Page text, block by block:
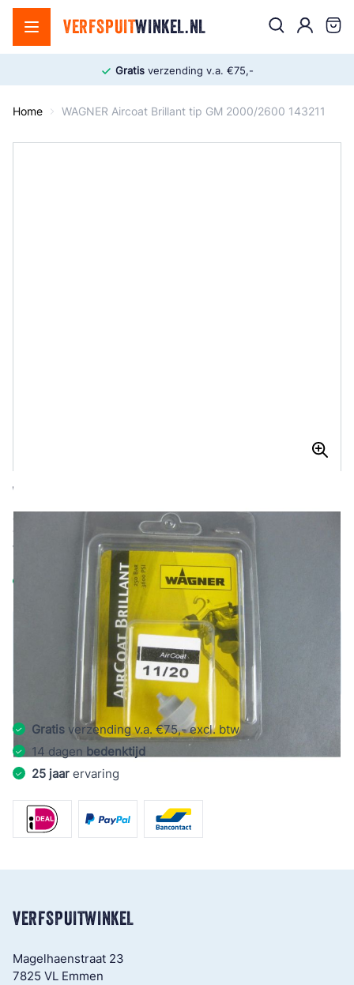
Ga naar de inhoud
VERFSPUITWINKEL.NL Zoek Cart
Gratis verzending v.a. €75,-
Home WAGNER Aircoat Brillant tip GM 2000/2600 143211
WAGNER AIRCOAT BRILLANT TIP GM
2000/2600 143211
WAGNER Aircoat Brillant tip GM 2000/2600 143211
Op voorraad
€ 84,70
Excl. BTW: € 70,00
Aantal
Gratis verzending v.a. €75,- excl. btw
14 dagen bedenktijd
25 jaar ervaring
VERFSPUITWINKEL
Magelhaenstraat 23
7825 VL Emmen